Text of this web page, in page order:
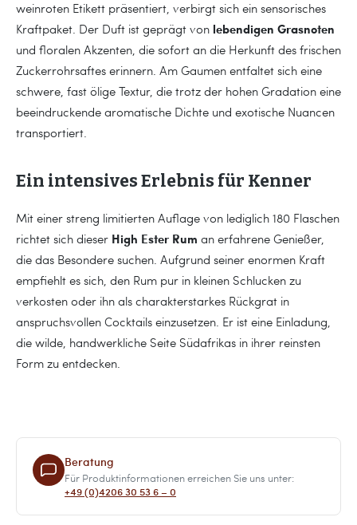
weinroten Etikett präsentiert, verbirgt sich ein sensorisches
Kraftpaket. Der Duft ist geprägt von lebendigen Grasnoten
und floralen Akzenten, die sofort an die Herkunft des frischen
Zuckerrohrsaftes erinnern. Am Gaumen entfaltet sich eine
schwere, fast ölige Textur, die trotz der hohen Gradation eine
beeindruckende aromatische Dichte und exotische Nuancen
transportiert.
Ein intensives Erlebnis für Kenner
Mit einer streng limitierten Auflage von lediglich 180 Flaschen
richtet sich dieser High Ester Rum an erfahrene Genießer,
die das Besondere suchen. Aufgrund seiner enormen Kraft
empfiehlt es sich, den Rum pur in kleinen Schlucken zu
verkosten oder ihn als charakterstarkes Rückgrat in
anspruchsvollen Cocktails einzusetzen. Er ist eine Einladung,
die wilde, handwerkliche Seite Südafrikas in ihrer reinsten
Form zu entdecken.
Beratung
Für Produktinformationen erreichen Sie uns unter:
+49 (0)4206 30 53 6 – 0